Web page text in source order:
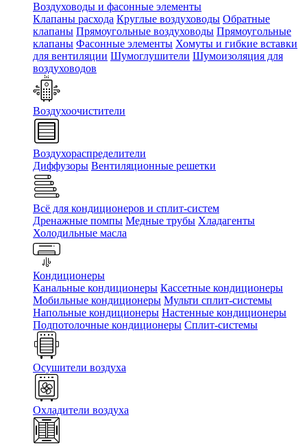
Воздуховоды и фасонные элементы
Клапаны расхода Круглые воздуховоды Обратные
клапаны Прямоугольные воздуховоды Прямоугольные
клапаны Фасонные элементы Хомуты и гибкие вставки
для вентиляции Шумоглушители Шумоизоляция для
воздуховодов
Воздухоочистители
Воздухораспределители
Диффузоры Вентиляционные решетки
Всё для кондиционеров и сплит-систем
Дренажные помпы Медные трубы Хладагенты
Холодильные масла
Кондиционеры
Канальные кондиционеры Кассетные кондиционеры
Мобильные кондиционеры Мульти сплит-системы
Напольные кондиционеры Настенные кондиционеры
Подпотолочные кондиционеры Сплит-системы
Осушители воздуха
Охладители воздуха